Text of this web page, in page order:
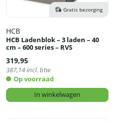
Gratis bezorging
HCB
HCB Ladenblok – 3 laden – 40
cm – 600 series – RVS
319,95
387,14incl. btw
Op voorraad
In winkelwagen